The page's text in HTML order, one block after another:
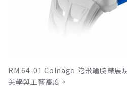
RM 64-01 Colnago 陀飛輪腕錶展
美學與工藝高度。